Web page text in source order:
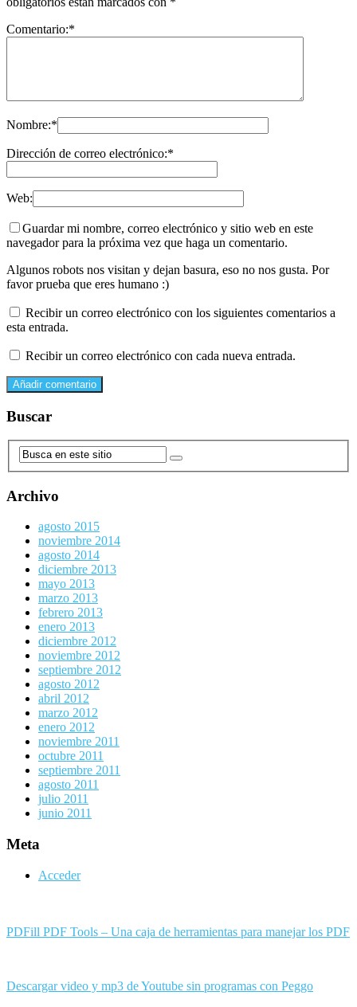
Comentario:*
Nombre:*
Dirección de correo electrónico:*
Web:
Guardar mi nombre, correo electrónico y sitio web en este
navegador para la próxima vez que haga un comentario.
Algunos robots nos visitan y dejan basura, eso no nos gusta. Por
favor prueba que eres humano :)
Recibir un correo electrónico con los siguientes comentarios a
esta entrada.
Recibir un correo electrónico con cada nueva entrada.
Buscar
Archivo
agosto 2015
noviembre 2014
agosto 2014
diciembre 2013
mayo 2013
marzo 2013
febrero 2013
enero 2013
diciembre 2012
noviembre 2012
septiembre 2012
agosto 2012
abril 2012
marzo 2012
enero 2012
noviembre 2011
octubre 2011
septiembre 2011
agosto 2011
julio 2011
junio 2011
Meta
Acceder
PDFill PDF Tools – Una caja de herramientas para manejar los PDF
Descargar video y mp3 de Youtube sin programas con Peggo